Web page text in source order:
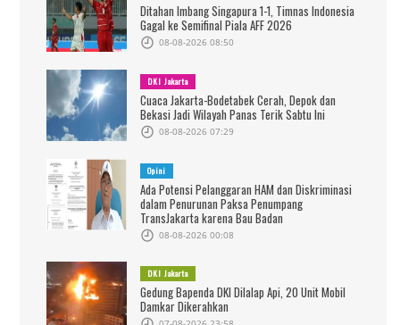
Ditahan Imbang Singapura 1-1, Timnas Indonesia
Gagal ke Semifinal Piala AFF 2026
08-08-2026 08:50
DKI Jakarta
Cuaca Jakarta-Bodetabek Cerah, Depok dan
Bekasi Jadi Wilayah Panas Terik Sabtu Ini
08-08-2026 07:29
Opini
Ada Potensi Pelanggaran HAM dan Diskriminasi
dalam Penurunan Paksa Penumpang
TransJakarta karena Bau Badan
08-08-2026 00:08
DKI Jakarta
Gedung Bapenda DKI Dilalap Api, 20 Unit Mobil
Damkar Dikerahkan